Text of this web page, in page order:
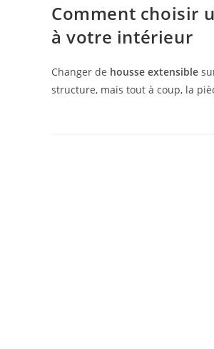
Comment choisir
à votre intérieur
Changer de housse extensible
structure, mais tout à coup, la